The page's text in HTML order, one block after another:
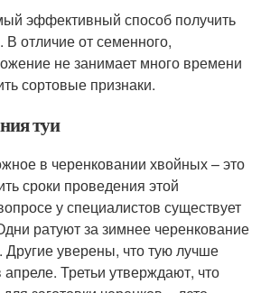
эффективный способ получить
В отличие от семенного,
не занимает много времени
сортовые признаки.
туи
в черенковании хвойных – это
сроки проведения этой
у специалистов существует
ратуют за зимнее черенкование
уверены, что тую лучше
апреле. Третьи утверждают, что